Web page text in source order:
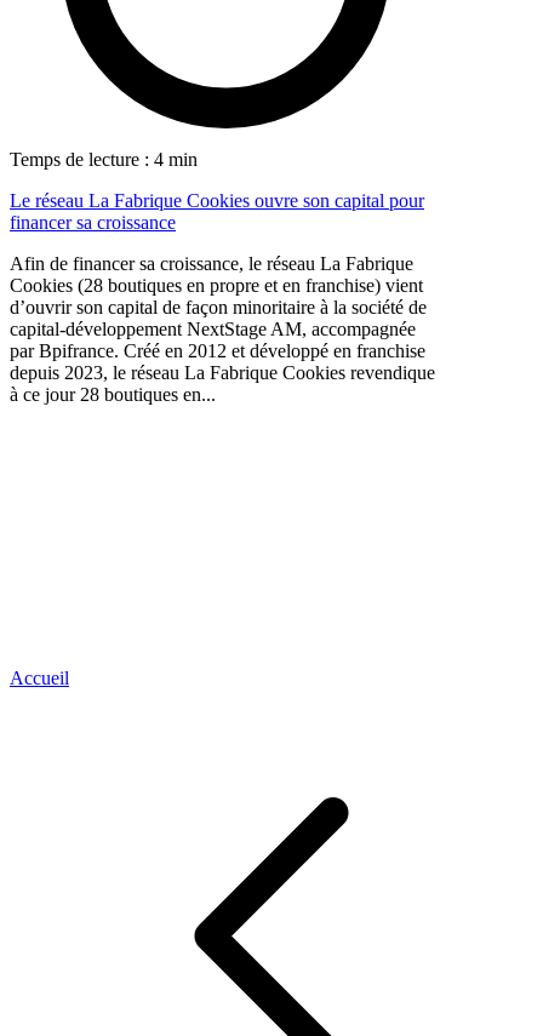
Temps de lecture : 4 min
Le réseau La Fabrique Cookies ouvre son capital pour
financer sa croissance
Afin de financer sa croissance, le réseau La Fabrique
Cookies (28 boutiques en propre et en franchise) vient
d’ouvrir son capital de façon minoritaire à la société de
capital-développement NextStage AM, accompagnée
par Bpifrance. Créé en 2012 et développé en franchise
depuis 2023, le réseau La Fabrique Cookies revendique
à ce jour 28 boutiques en...
Accueil